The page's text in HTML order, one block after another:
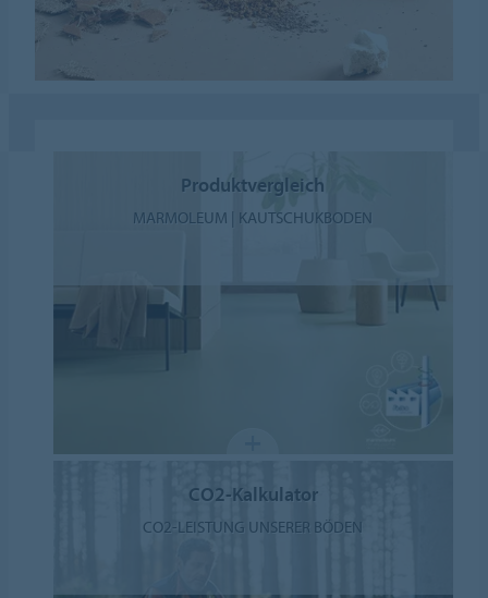
Produktvergleich
MARMOLEUM | KAUTSCHUKBODEN
CO2-Kalkulator
CO2-LEISTUNG UNSERER BÖDEN